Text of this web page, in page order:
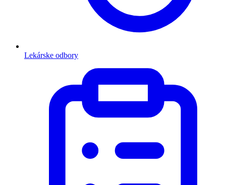
Lekárske odbory